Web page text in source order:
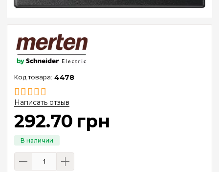
4478
Написать отзыв
292.70 грн